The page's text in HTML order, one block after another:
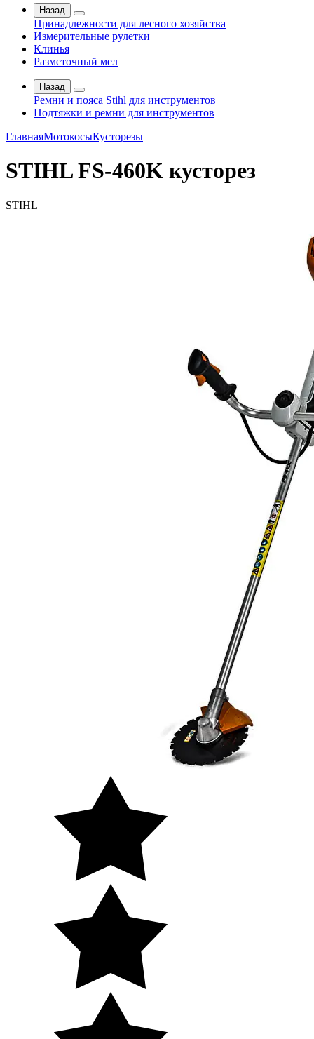
Назад
Принадлежности для лесного хозяйства
Измерительные рулетки
Клинья
Разметочный мел
Назад
Ремни и пояса Stihl для инструментов
Подтяжки и ремни для инструментов
ГлавнаяМотокосыКусторезы
STIHL FS-460K кусторез
STIHL